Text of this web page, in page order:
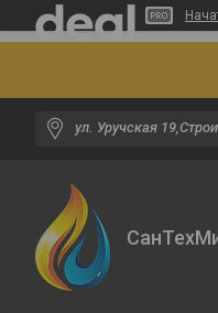
ул. Уручская